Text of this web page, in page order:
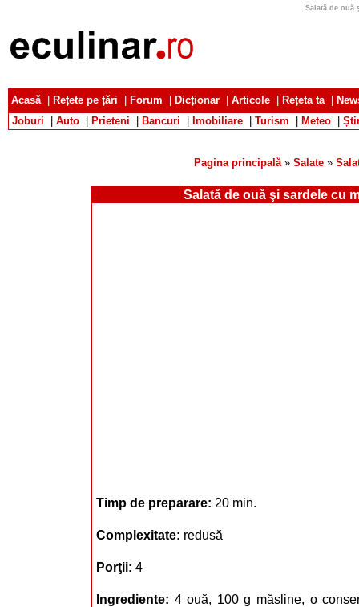
Salată de ouă
Acasă| Rețete pe țări Forum Dicționar Articole Rețeta ta|
Joburi
Auto Prieteni Bancuri Imobiliare Turism Meteo
Pagina principală» Salate »
Salată de ouă şi sardele cu
Timp de preparare: 20 min.
Complexitate: redusă
Porţii: 4
Ingrediente: 4 ouă, 100 g măsline, o